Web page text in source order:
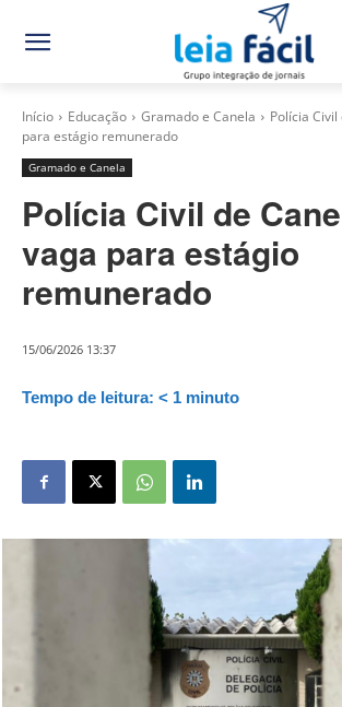
Início Educação Gramado e Canela
Polícia
para estágio remunerado
Gramado e Canela
Polícia Civil de
vaga para estágio
remunerado
15/06/2026 13:37
Tempo de leitura: < 1 minuto